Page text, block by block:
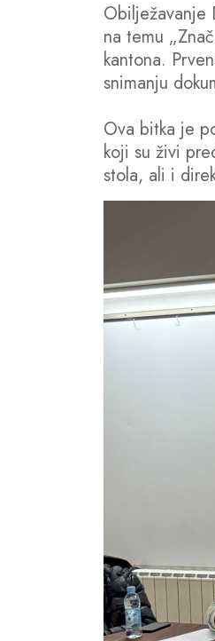
Obilježavanje
na temu
kantona.
snimanju
Ova bitka je
koji su živi
stola, ali i